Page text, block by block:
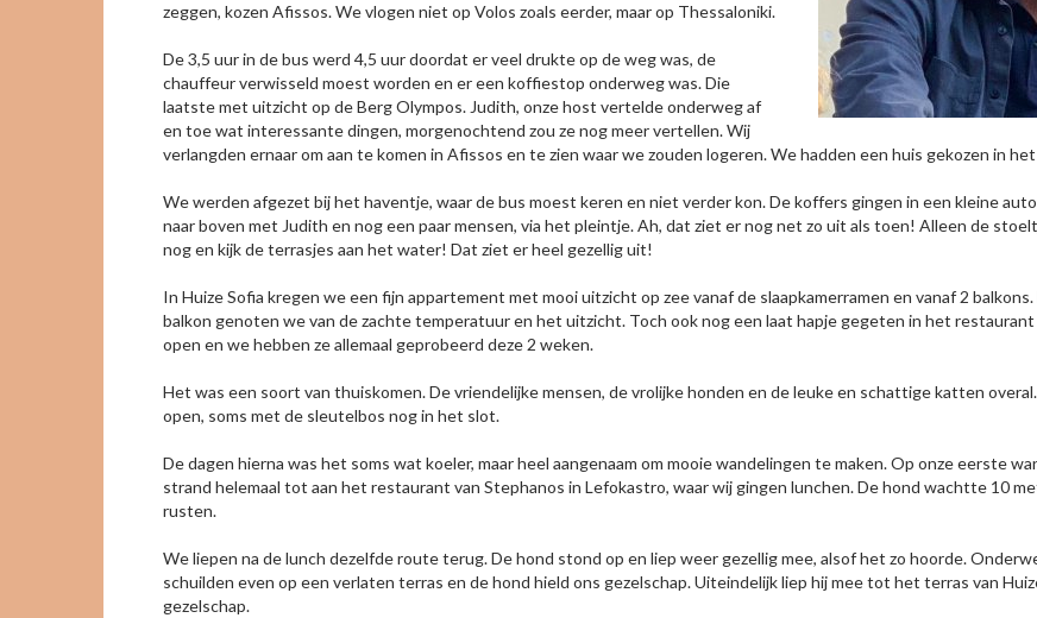
zeggen, kozen Afissos. We vlogen niet op Volos zoals eerder, maar op Thessaloniki.
De 3,5 uur in de bus werd 4,5 uur doordat er veel drukte op de weg was, de
chauffeur verwisseld moest worden en er een koffiestop onderweg was. Die
laatste met uitzicht op de Berg Olympos. Judith, onze host vertelde onderweg af
en toe wat interessante dingen, morgenochtend zou ze nog meer vertellen. Wij
verlangden ernaar om aan te komen in Afissos en te zien waar we zouden logeren. We hadden een huis gekozen in
We werden afgezet bij het haventje, waar de bus moest keren en niet verder kon. De koffers gingen in een kleine
naar boven met Judith en nog een paar mensen, via het pleintje. Ah, dat ziet er nog net zo uit als toen! Alleen de
nog en kijk de terrasjes aan het water! Dat ziet er heel gezellig uit!
In Huize Sofia kregen we een fijn appartement met mooi uitzicht op zee vanaf de slaapkamerramen en vanaf 2
balkon genoten we van de zachte temperatuur en het uitzicht. Toch ook nog een laat hapje gegeten in het
open en we hebben ze allemaal geprobeerd deze 2 weken.
Het was een soort van thuiskomen. De vriendelijke mensen, de vrolijke honden en de leuke en schattige katten
open, soms met de sleutelbos nog in het slot.
De dagen hierna was het soms wat koeler, maar heel aangenaam om mooie wandelingen te maken. Op onze eerste
strand helemaal tot aan het restaurant van Stephanos in Lefokastro, waar wij gingen lunchen. De hond wachtte 10
rusten.
We liepen na de lunch dezelfde route terug. De hond stond op en liep weer gezellig mee, alsof het zo hoorde.
schuilden even op een verlaten terras en de hond hield ons gezelschap. Uiteindelijk liep hij mee tot het terras van
gezelschap.